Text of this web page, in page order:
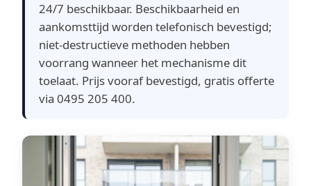
24/7 beschikbaar. Beschikbaarheid en
aankomsttijd worden telefonisch bevestigd;
niet-destructieve methoden hebben
voorrang wanneer het mechanisme dit
toelaat. Prijs vooraf bevestigd, gratis offerte
via 0495 205 400.